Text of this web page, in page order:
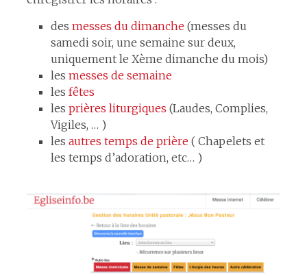
des messes du dimanche (messes du
samedi soir, une semaine sur deux,
uniquement le Xème dimanche du mois)
les messes de semaine
les fêtes
les prières liturgiques (Laudes, Complies,
Vigiles, … )
les autres temps de prière ( Chapelets et
les temps d’adoration, etc… )